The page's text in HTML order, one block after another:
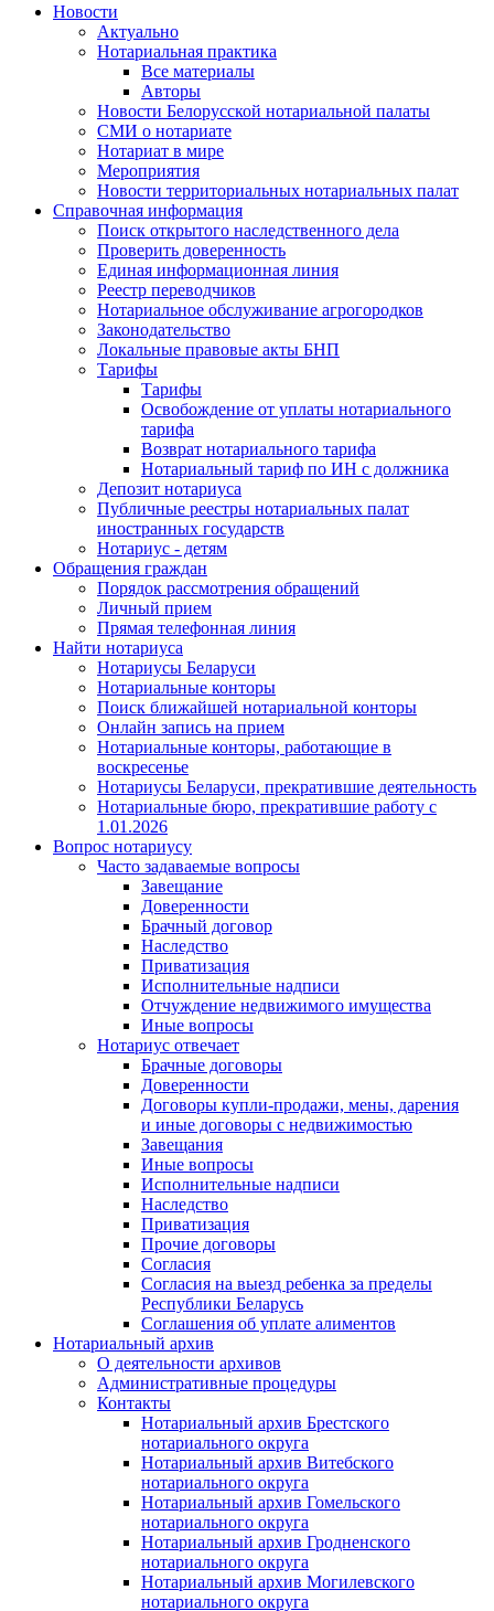
Новости
Актуально
Нотариальная практика
Все материалы
Авторы
Новости Белорусской нотариальной палаты
СМИ о нотариате
Нотариат в мире
Мероприятия
Новости территориальных нотариальных палат
Справочная информация
Поиск открытого наследственного дела
Проверить доверенность
Единая информационная линия
Реестр переводчиков
Нотариальное обслуживание агрогородков
Законодательство
Локальные правовые акты БНП
Тарифы
Тарифы
Освобождение от уплаты нотариального
тарифа
Возврат нотариального тарифа
Нотариальный тариф по ИН с должника
Депозит нотариуса
Публичные реестры нотариальных палат
иностранных государств
Нотариус - детям
Обращения граждан
Порядок рассмотрения обращений
Личный прием
Прямая телефонная линия
Найти нотариуса
Нотариусы Беларуси
Нотариальные конторы
Поиск ближайшей нотариальной конторы
Онлайн запись на прием
Нотариальные конторы, работающие в
воскресенье
Нотариусы Беларуси, прекратившие деятельность
Нотариальные бюро, прекратившие работу с
1.01.2026
Вопрос нотариусу
Часто задаваемые вопросы
Завещание
Доверенности
Брачный договор
Наследство
Приватизация
Исполнительные надписи
Отчуждение недвижимого имущества
Иные вопросы
Нотариус отвечает
Брачные договоры
Доверенности
Договоры купли-продажи, мены, дарения
и иные договоры с недвижимостью
Завещания
Иные вопросы
Исполнительные надписи
Наследство
Приватизация
Прочие договоры
Согласия
Согласия на выезд ребенка за пределы
Республики Беларусь
Соглашения об уплате алиментов
Нотариальный архив
О деятельности архивов
Административные процедуры
Контакты
Нотариальный архив Брестского
нотариального округа
Нотариальный архив Витебского
нотариального округа
Нотариальный архив Гомельского
нотариального округа
Нотариальный архив Гродненского
нотариального округа
Нотариальный архив Могилевского
нотариального округа